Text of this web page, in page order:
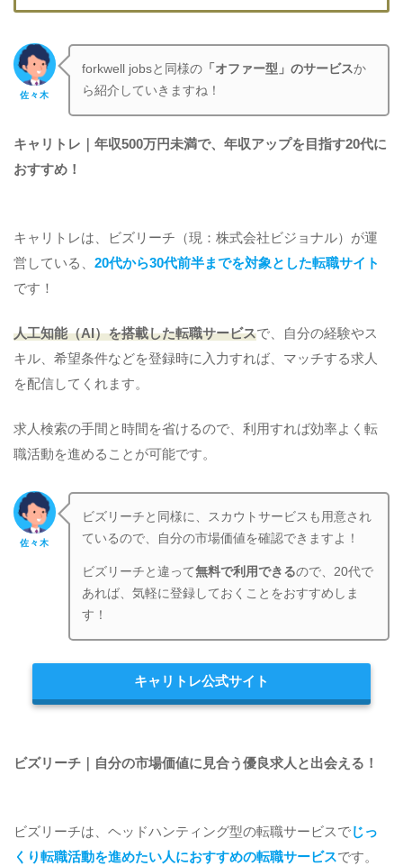
佐々木
forkwell jobsと同様の 「オファー型」のサービスか
ら紹介していきますね！
キャリトレ｜年収500万円未満で、年収アップを目指す20代に
おすすめ！
キャリトレは、ビズリーチ（現：株式会社ビジョナル）が運
営している、 20代から30代前半までを対象とした転職サイト
です！
人工知能（AI）を搭載した転職サービスで、自分の経験やス
キル、希望条件などを登録時に入力すれば、マッチする求人
を配信してくれます。
求人検索の手間と時間を省けるので、利用すれば効率よく転
職活動を進めることが可能です。
佐々木
ビズリーチと同様に、スカウトサービスも用意され
ているので、自分の市場価値を確認できますよ！
ビズリーチと違って無料で利用できるので、20代で
あれば、気軽に登録しておくことをおすすめしま
す！
キャリトレ公式サイト
ビズリーチ｜自分の市場価値に見合う優良求人と出会える！
ビズリーチは、ヘッドハンティング型の転職サービスでじっ
くり転職活動を進めたい人におすすめの転職サービスです。